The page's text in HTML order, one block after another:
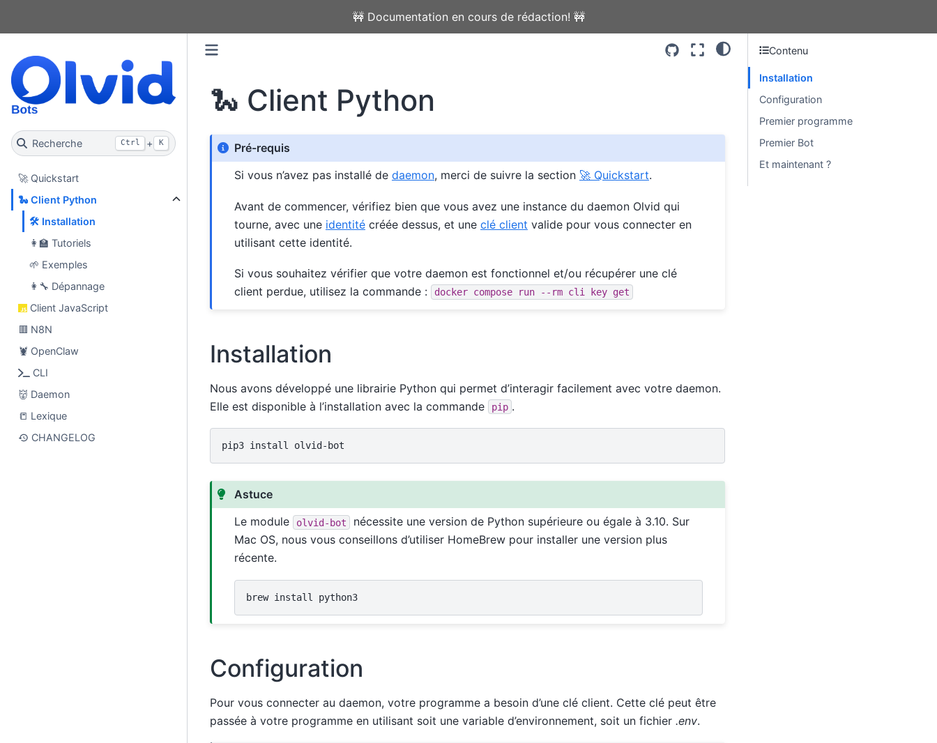
🚧 Documentation en cours de rédaction! 🚧
Recherche Ctrl + K
🚀 Quickstart
🐍 Client Python
🛠️ Installation
👩‍🏫 Tutoriels
🌱 Exemples
👩‍🔧 Dépannage
Client JavaScript
🟥 N8N
🦞 OpenClaw
CLI
👹 Daemon
📒 Lexique
CHANGELOG
🐍 Client Python
Pré-requis
Si vous n’avez pas installé de daemon, merci de suivre la section 🚀 Quickstart.
Avant de commencer, vérifiez bien que vous avez une instance du daemon Olvid qui
tourne, avec une identitécréée dessus, et une clé client valide pour vous connecter en
utilisant cette identité.
Si vous souhaitez vérifier que votre daemon est fonctionnel et/ou récupérer une clé
client perdue, utilisez la commande :
docker compose run --rm cli key get
Installation
Nous avons développé une librairie Python qui permet d’interagir facilement avec votre daemon.
Elle est disponible à l’installation avec la commande
pip .
pip3 install
Astuce
Le module
olvid-bot
nécessite une version de Python supérieure ou égale à 3.10. Sur
Mac OS, nous vous conseillons d’utiliser HomeBrew pour installer une version plus
récente.
brew install python3
Configuration
Pour vous connecter au daemon, votre programme a besoin d’une clé client. Cette clé peut être
passée à votre programme en utilisant soit une variable d’environnement, soit un fichier .env.
Contenu
Installation
Configuration
Premier programme
Premier Bot
Et maintenant ?